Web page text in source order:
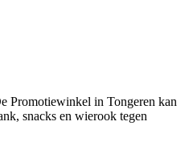
Promotiewinkel in Tongeren kan
snacks en wierook tegen